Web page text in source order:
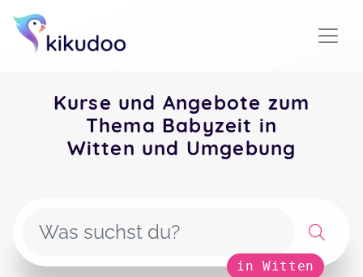
Kurse und Angebote zum
Thema Babyzeit in
Witten und Umgebung
in Witten